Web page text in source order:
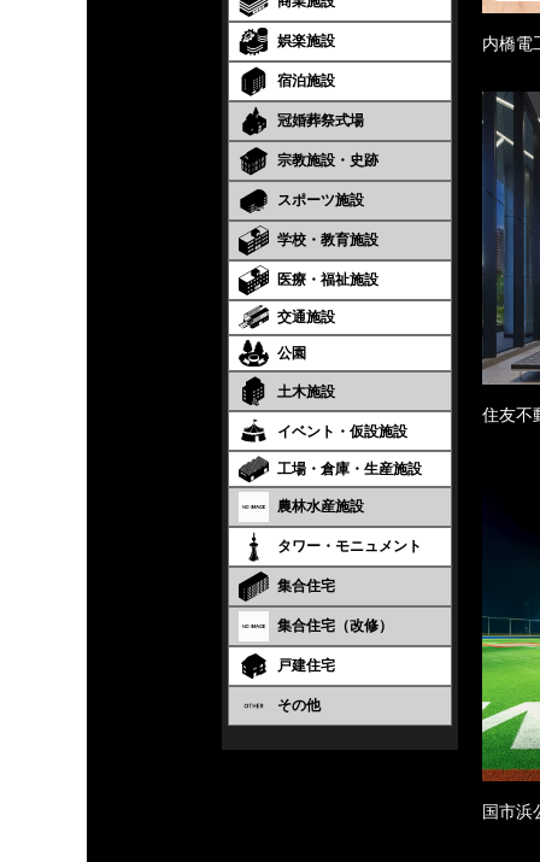
娯楽施設
宿泊施設
冠婚葬祭式場
宗教施設・史跡
スポーツ施設
学校・教育施設
医療・福祉施設
交通施設
公園
土木施設
イベント・仮設施設
工場・倉庫・生産施設
農林水産施設
タワー・モニュメント
集合住宅
集合住宅（改修）
戸建住宅
その他
内橋電
住友不
国市浜